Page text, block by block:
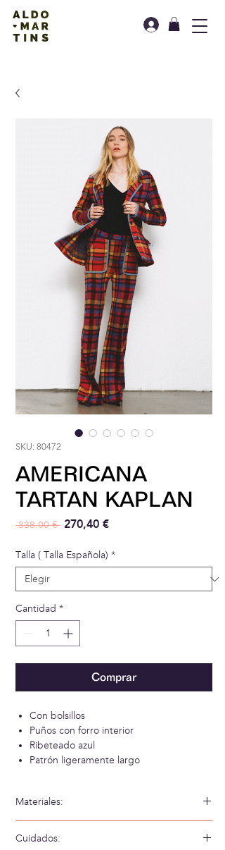
SKU: 80472
AMERICANA
TARTAN KAPLAN
338,00 € Precio
270,40 €Precio de oferta
Talla ( Talla Española) *
Cantidad *
Comprar
Con bolsillos
Puños con forro interior
Ribeteado azul
Patrón ligeramente largo
Materiales:
5% Poliamida
Cuidados: